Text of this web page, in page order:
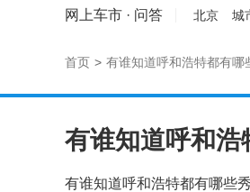
网上车市 · 问答 北京 城
首页 > 有谁知道呼和浩特都有哪
有谁知道呼和浩特都有哪些